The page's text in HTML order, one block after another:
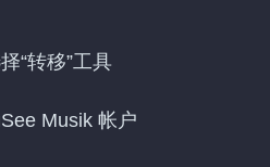
“转移”工具
Musik 帐户